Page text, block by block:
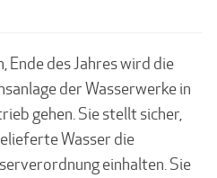
des Jahres wird die
der Wasserwerke in
gehen. Sie stellt sicher,
Wasser die
einhalten. Sie